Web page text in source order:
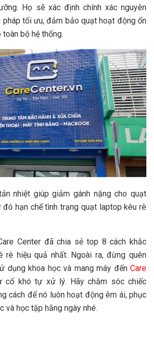
Họ sẽ xác định chính xác nguyên
pháp tối ưu, đảm bảo quạt hoạt động ổn
bộ hệ thống.
nhiệt giúp giảm gánh nặng cho quạt
đó hạn chế tình trạng quạt laptop kêu rè
Center đã chia sẻ top 8 cách khắc
rè hiệu quả nhất. Ngoài ra, đừng quên
dụng khoa học và mang máy đến Care
cố khó tự xử lý. Hãy chăm sóc chiếc
cách để nó luôn hoạt động êm ái, phục
và học tập hằng ngày nhé.